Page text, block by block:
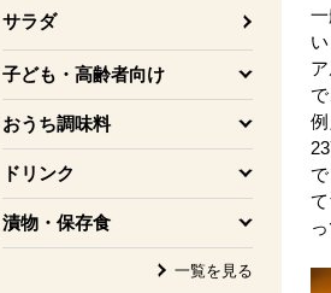
サラダ
子ども・高齢者向け
を開く
おうち調味料
を開く
ドリンク
を開く
漬物・保存食
を開く
一覧を見る
い